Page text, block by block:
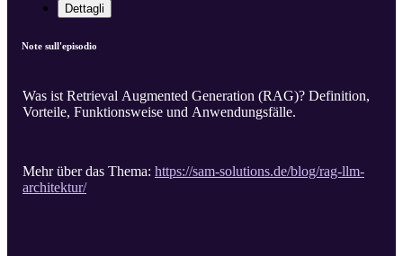
Dettagli
Note sull'episodio
Was ist Retrieval Augmented Generation (RAG)? Definition,
Vorteile, Funktionsweise und Anwendungsfälle.
Mehr über das Thema: https://sam-solutions.de/blog/rag-llm-
architektur/